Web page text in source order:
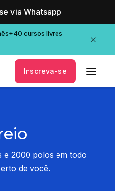
via Whatsapp
cursos livres
Inscreva-se
e 2000 polos em todo
de você.